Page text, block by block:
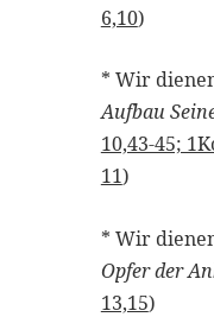
6,10)
* Wir
Aufbau
10,43-45;
11)
* Wir
Opfer der
13,15)